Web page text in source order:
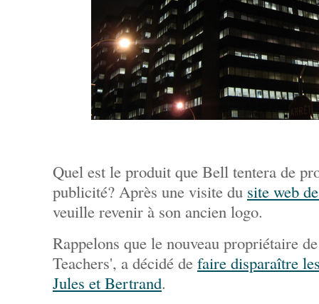
Quel est le produit que Bell tentera de
publicité? Après une visite du site web
veuille revenir à son ancien logo.
Rappelons que le nouveau propriétaire
Teachers', a décidé de faire disparaître
Jules et Bertrand.